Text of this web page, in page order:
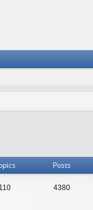
Posts
110 4380